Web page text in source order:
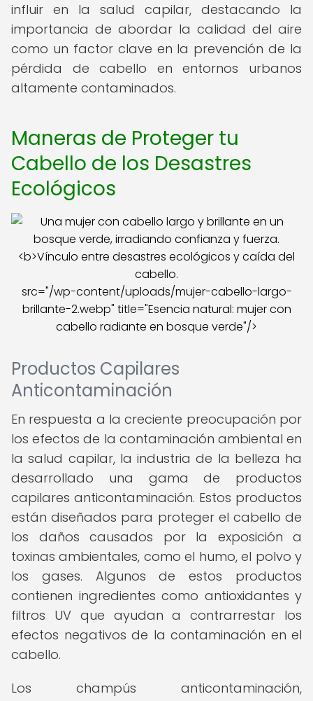
influir en la salud capilar, destacando la
importancia de abordar la calidad del aire
como un factor clave en la prevención de la
pérdida de cabello en entornos urbanos
altamente contaminados.
Maneras de Proteger tu
Cabello de los Desastres
Ecológicos
src="/wp-content/uploads/mujer-cabello-largo-
brillante-2.webp" title="Esencia natural: mujer con
cabello radiante en bosque verde"/>
Productos Capilares
Anticontaminación
En respuesta a la creciente preocupación por
los efectos de la contaminación ambiental en
la salud capilar, la industria de la belleza ha
desarrollado una gama de productos
capilares anticontaminación. Estos productos
están diseñados para proteger el cabello de
los daños causados por la exposición a
toxinas ambientales, como el humo, el polvo y
los gases. Algunos de estos productos
contienen ingredientes como antioxidantes y
filtros UV que ayudan a contrarrestar los
efectos negativos de la contaminación en el
cabello.
Los champús anticontaminación,